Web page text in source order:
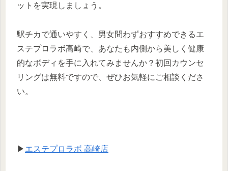
ットを実現しましょう。
駅チカで通いやすく、男女問わずおすすめできるエ
ステプロラボ高崎で、あなたも内側から美しく健康
的なボディを手に入れてみませんか？初回カウンセ
リングは無料ですので、ぜひお気軽にご相談くださ
い。
▶ エステプロラボ 高崎店